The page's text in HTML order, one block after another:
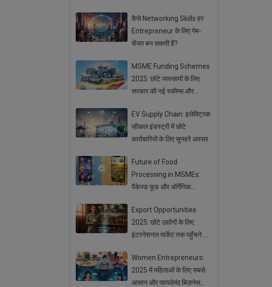
कैसे Networking Skills हर
Entrepreneur के लिए गेम-
चेंजर बन सकती हैं?
MSME Funding Schemes
2025: छोटे व्यवसायों के लिए
सरकार की नई स्कीम्स और
EV Supply Chain: इलेक्ट्रिक
व्हीकल इंडस्ट्री में छोटे
कारोबारियों के लिए सुनहरे अवसर
Future of Food
Processing in MSMEs:
पैकेज्ड फूड और ऑर्गेनिक
Export Opportunities
2025: छोटे उद्योगों के लिए
इंटरनेशनल मार्केट तक पहुँचने के
Women Entrepreneurs:
2025 में महिलाओं के लिए सबसे
आसान और फायदेमंद बिज़नेस